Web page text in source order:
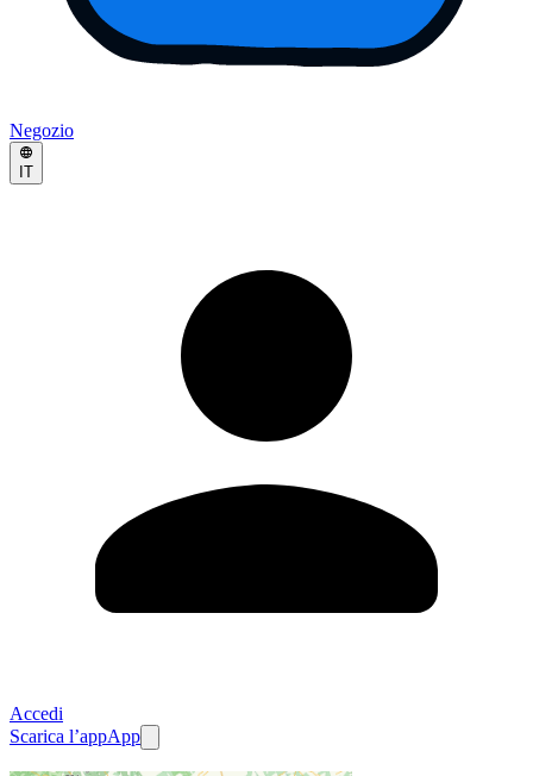
Negozio
IT
Accedi
Scarica l’appApp